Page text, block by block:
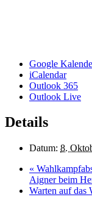
Google
iCalendar
Outlook 365
Outlook Live
Details
Datum: 8.
«
Aigner beim
Warten auf das